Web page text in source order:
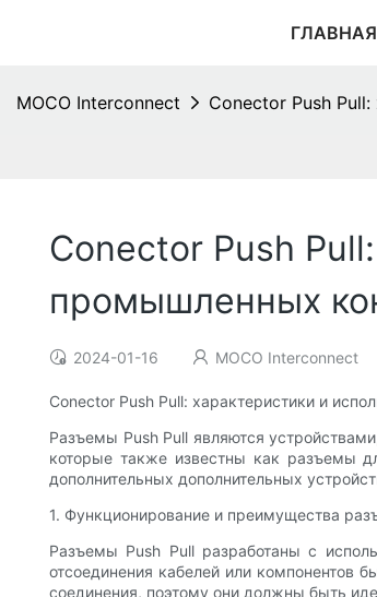
ГЛАВНАЯ
MOCO Interconnect Conector Push
Conector Push
промышленных
2024-01-16 MOCO Interconnect
Conector Push Pull: характеристики и
Разъемы Push Pull являются
которые также известны как разъемы
дополнительных дополнительных
1. Функционирование и преимущества
Разъемы Push Pull разработаны с
отсоединения кабелей или компонентов
соединения, поэтому они должны быть